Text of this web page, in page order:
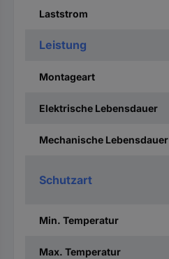
Laststrom
Leistung
Montageart
Elektrische Lebensdauer
Mechanische Lebensdauer
Schutzart
Min. Temperatur
Max. Temperatur